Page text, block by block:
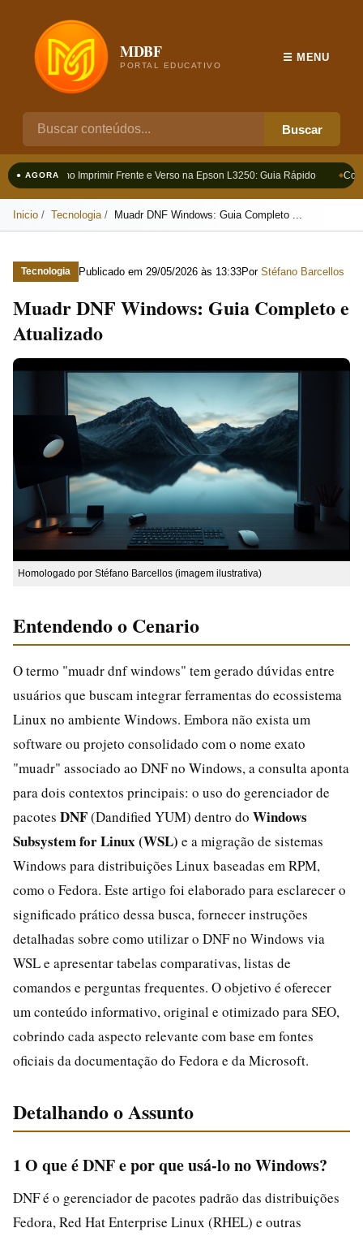
MDBF
PORTAL EDUCATIVO
Buscar
☰ MENU
● AGORAComo Imprimir Frente e Verso na Epson L3250: Guia Rápido
Inicio Tecnologia Muadr DNF Windows: Guia Completo ...
Tecnologia Publicado em 29/05/2026 às 13:33Por Stéfano Barcellos
Muadr DNF Windows: Guia Completo e
Atualizado
Homologado por Stéfano Barcellos (imagem ilustrativa)
Entendendo o Cenario
O termo "muadr dnf windows" tem gerado dúvidas entre
usuários que buscam integrar ferramentas do ecossistema
Linux no ambiente Windows. Embora não exista um
software ou projeto consolidado com o nome exato
"muadr" associado ao DNF no Windows, a consulta aponta
para dois contextos principais: o uso do gerenciador de
pacotes DNF(Dandified YUM) dentro do Windows
Subsystem for Linux (WSL) e a migração de sistemas
Windows para distribuições Linux baseadas em RPM,
como o Fedora. Este artigo foi elaborado para esclarecer o
significado prático dessa busca, fornecer instruções
detalhadas sobre como utilizar o DNF no Windows via
WSL e apresentar tabelas comparativas, listas de
comandos e perguntas frequentes. O objetivo é oferecer
um conteúdo informativo, original e otimizado para SEO,
cobrindo cada aspecto relevante com base em fontes
oficiais da documentação do Fedora e da Microsoft.
Detalhando o Assunto
1 O que é DNF e por que usá-lo no Windows?
DNF é o gerenciador de pacotes padrão das distribuições
Fedora, Red Hat Enterprise Linux (RHEL) e outras